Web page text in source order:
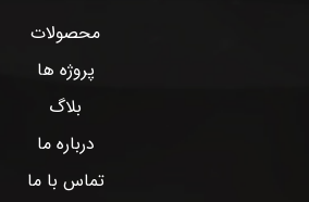
محصولات
پروژه ها
بلاگ
درباره ما
تماس با ما